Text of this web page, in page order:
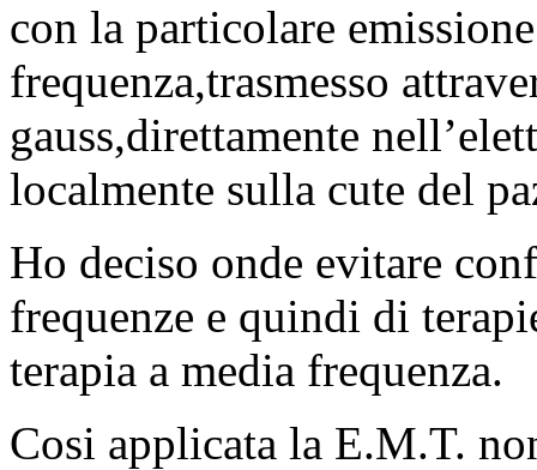
con la particolare
frequenza,trasmesso
gauss,direttamente
localmente sulla cute del
Ho deciso onde evitare
frequenze e quindi di
terapia a media frequenza.
Cosi applicata la E.M.T.